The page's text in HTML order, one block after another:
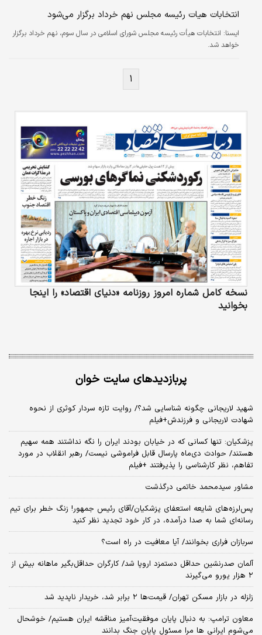
انتخابات هیات رئیسه مجلس نهم خرداد برگزار می‌شود
ايسنا: انتخابات هیأت رئیسه مجلس شورای اسلامی در سال سوم، نهم خرداد برگزار
خواهد شد.
۱
نسخه کامل شماره امروز روزنامه «دنیای‌ اقتصاد» را اینجا
بخوانید
پربازدیدهای سایت خوان
شهید لاریجانی چگونه شناسایی شد؟/ روایت تازه سردار کوثری از نحوه
شهادت لاریجانی و فرزندش+فیلم
پزشکیان: تنها کسانی که در خیابان بودند ایران را نگه نداشتند همه سهیم
هستند/ حوادث دی‌ماه پارسال قابل فراموشی نیست/ رهبر انقلاب در مورد
تفاهم، نظر کارشناسی را پذیرفتند +فیلم
مشاور سیدمحمد خاتمی درگذشت
پس‌لرزه‌های شایعه استعفای پزشکیان/آقای رئیس جمهور! زنگ خطر برای تیم
رسانه‌ای شما به صدا درآمده، در کار خود تجدید نظر کنید
سربازان فراری بخوانند/ آیا معافیت در راه است؟
آلمان صدرنشین حداقل دستمزد اروپا شد/ کارگران حداقل‌بگیر ماهانه بیش از
۲ هزار یورو می‌گیرند
زلزله در بازار مسکن تهران/ قیمت‌ها ۲ برابر شد، خریدار ناپدید شد
معاون ترامپ: به دنبال پایان موفقیت‌آمیز مناقشه ایران هستیم/ خوشحال
می‌شوم ایرانی ها مرا مسئول پایان جنگ بدانند